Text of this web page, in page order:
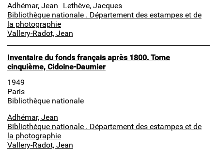
Adhémar, Jean
Lethève, Jacques
Bibliothèque nationale . Département des estampes et de
la photographie
Vallery-Radot, Jean
Inventaire du fonds français après 1800. Tome
cinquième, Cidoine-Daumier
1949
Paris
Bibliothèque nationale
Adhémar, Jean
Bibliothèque nationale . Département des estampes et de
la photographie
Vallery-Radot, Jean